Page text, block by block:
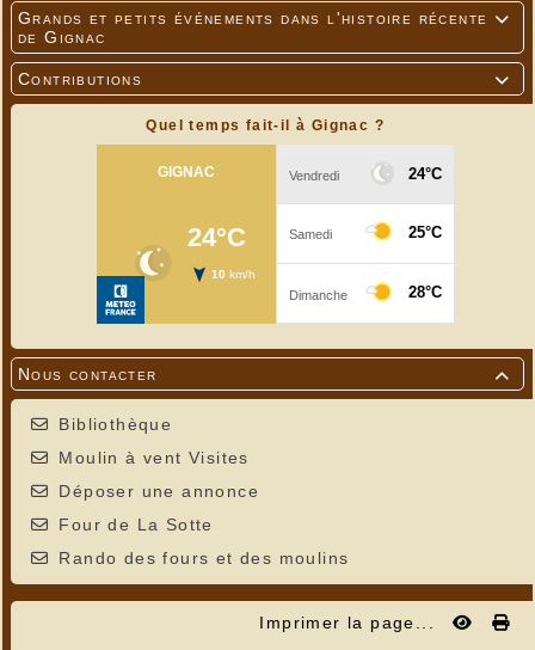

Grands et petits événements dans l'histoire récente
de Gignac

Contributions
Quel temps fait-il à Gignac ?

Nous contacter
Bibliothèque
Moulin à vent Visites
Déposer une annonce
Four de La Sotte
Rando des fours et des moulins
Imprimer la page...